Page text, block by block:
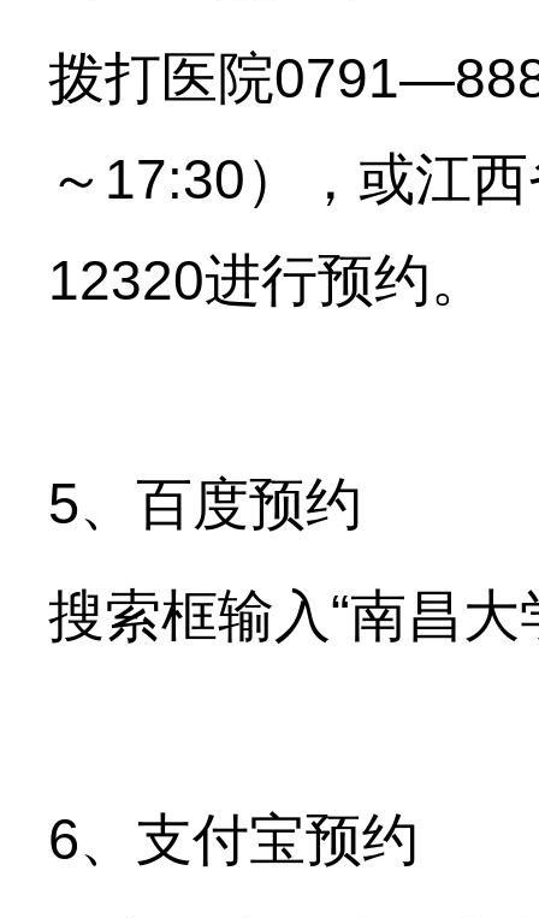
拨打医院
～ 17:30），或江
12320进行预约。
5、百度预约
搜索框输入“南昌
6、支付宝预约